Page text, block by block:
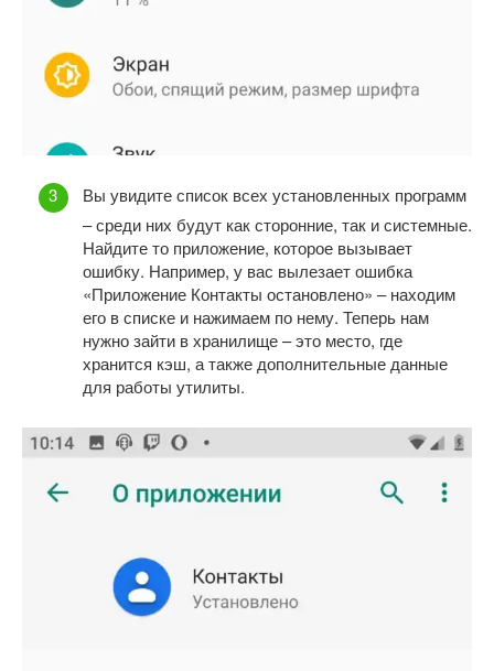
Вы увидите список всех установленных программ
– среди них будут как сторонние, так и системные.
Найдите то приложение, которое вызывает
ошибку. Например, у вас вылезает ошибка
«Приложение Контакты остановлено» – находим
его в списке и нажимаем по нему. Теперь нам
нужно зайти в хранилище – это место, где
хранится кэш, а также дополнительные данные
для работы утилиты.